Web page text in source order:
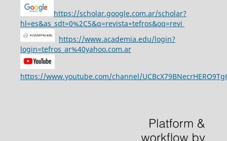
https://scholar.google.com.ar/scholar?
hl=es&as_sdt=0%2C5&q=revista+tefros&oq=revi
https://www.academia.edu/login?
login=tefros_ar%40yahoo.com.ar
https://www.youtube.com/channel/